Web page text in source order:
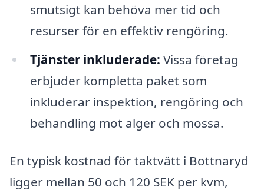
smutsigt kan behöva mer tid och
resurser för en effektiv rengöring.
Tjänster inkluderade: Vissa företag
erbjuder kompletta paket som
inkluderar inspektion, rengöring och
behandling mot alger och mossa.
En typisk kostnad för taktvätt i Bottnaryd
ligger mellan 50 och 120 SEK per kvm,